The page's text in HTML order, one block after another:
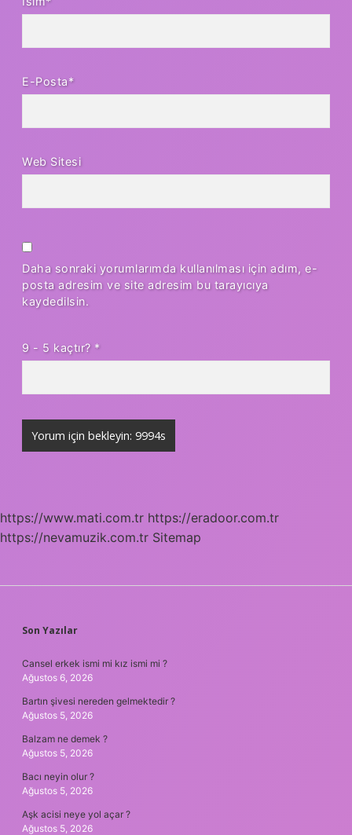
E-Posta*
Web Sitesi
Daha sonraki yorumlarımda kullanılması için adım, e-
posta adresim ve site adresim bu tarayıcıya
kaydedilsin.
9 - 5 kaçtır? *
https://www.mati.com.tr https://eradoor.com.tr
https://nevamuzik.com.tr Sitemap
SIDEBAR
Son Yazılar
Cansel erkek ismi mi kız ismi mi ?
Ağustos 6, 2026
Bartın şivesi nereden gelmektedir ?
Ağustos 5, 2026
Balzam ne demek ?
Ağustos 5, 2026
Bacı neyin olur ?
Ağustos 5, 2026
Aşk acisi neye yol açar ?
Ağustos 5, 2026